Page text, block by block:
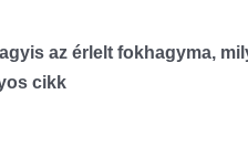
az érlelt fokhagyma,
cikk